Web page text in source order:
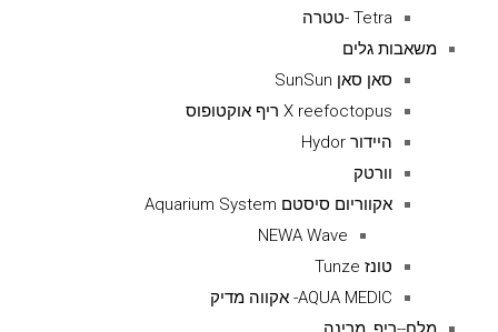
Tetra -טטרה
משאבות גלים
סאן סאן SunSun
X reefoctopus ריף אוקטופוס
היידור Hydor
וורטק
אקווריום סיסטם Aquarium System
NEWA Wave
טונז Tunze
AQUA MEDIC- אקווה מדיק